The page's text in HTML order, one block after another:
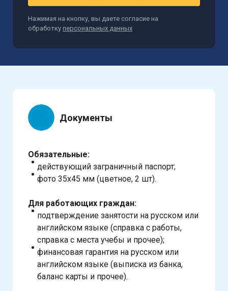
Нажимая на кнопку, вы даете согласие на
обработку персональных данных
Документы
Обязательные:
действующий заграничный паспорт;
фото 35х45 мм (цветное, 2 шт).
Для работающих граждан:
подтверждение занятости на русском или
английском языке (справка с работы,
справка с места учебы и прочее);
финансовая гарантия на русском или
английском языке (выписка из банка,
баланс карты и прочее).